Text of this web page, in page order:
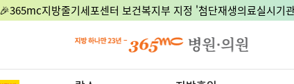
🎉365mc지방줄기세포센터 보건복지부 지정 '첨단재생의료실시기